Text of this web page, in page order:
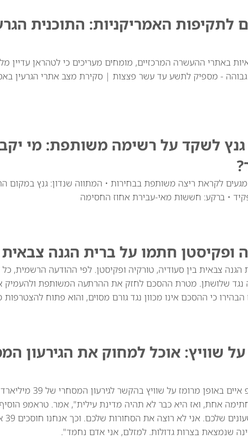
האמריקניות: התוכנית
גבוהה - מספיק לתשע עד עשר פצצות | סקירת מצב אתרי הגרעין
גנץ לשקד על רשימה משותפת: מי
מגעים לקראת ריצה משותפת בבחירות • המתווה שנדון: גנץ במקום
• ברקע: חששות מאי-עבירת אחוז החסימה
ופקיסטן חתמו על ברית הגנה
צבאית בין סעודיה, טורקיה ופקיסטן. לפי ההודעה הרשמית,
שלושתן. מטרת ההסכם לחזק את ההרתעה המשותפת ולהעמיק
הבהירו כי ההסכם אינו מכוון נגד גורם מסוים, והוא פתוח להצטרפות
שוויץ: אוכל למחוק את הגירעון
נשיא ארה"ב דונלד טראמפ
אחת, ואז היא כבר לא תהיה מדינת עילית", אמר. טראמפ
שנמצאת בצרות גדולות. למזלם, אני אדם נחמד".